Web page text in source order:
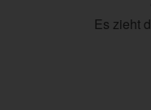
Es zieht